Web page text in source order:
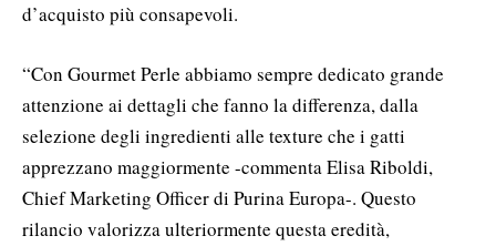
d’acquisto più consapevoli.
“Con Gourmet Perle abbiamo sempre dedicato grande
attenzione ai dettagli che fanno la differenza, dalla
selezione degli ingredienti alle texture che i gatti
apprezzano maggiormente -commenta Elisa Riboldi,
Chief Marketing Officer di Purina Europa-. Questo
rilancio valorizza ulteriormente questa eredità,